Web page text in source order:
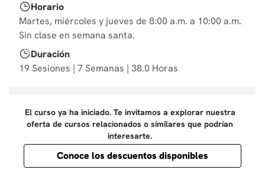
Horario
Martes, miércoles y jueves de 8:00 a.m. a 10:00 a.m.
Sin clase en semana santa.
Duración
19 Sesiones | 7 Semanas | 38.0 Horas
El curso ya ha iniciado. Te invitamos a explorar nuestra
oferta de cursos relacionados o similares que podrían
interesarte.
Conoce los descuentos disponibles